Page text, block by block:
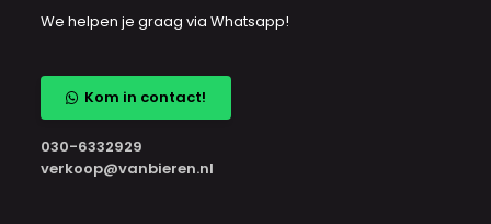
We helpen je graag via Whatsapp!
Kom in contact!
030-6332929
verkoop@vanbieren.nl